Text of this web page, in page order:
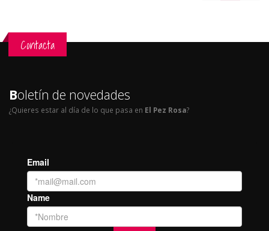
Contacta
Boletín de novedades
¿Quieres estar al día de lo que pasa en El Pez Rosa?